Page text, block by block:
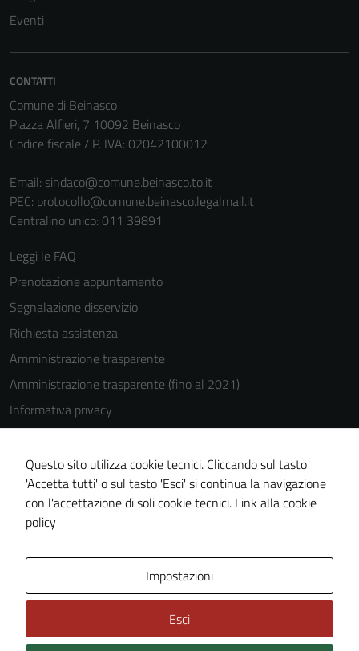
Eventi
CONTATTI
Comune di Beinasco
Piazza Alfieri, 7 10092 Beinasco
Codice fiscale / P. IVA: 02042100012
Email: sindaco@comune.beinasco.to.it
PEC: protocollo@comune.beinasco.legalmail.it
Centralino unico: 011 39891
Leggi le FAQ
Prenotazione appuntamento
Segnalazione disservizio
Richiesta assistenza
Amministrazione trasparente
Amministrazione trasparente (fino al 2021)
Informativa privacy
Note legali
Dichiarazione di accessibilità
Piano di miglioramento del sito
Questo sito utilizza cookie tecnici. Cliccando sul tasto
'Accetta tutti' o sul tasto 'Esci' si continua la navigazione
con l'accettazione di soli cookie tecnici. Link alla cookie
policy
Impostazioni
Esci